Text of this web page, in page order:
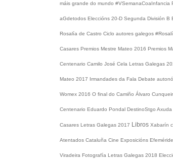
máis grande do mundo #VSemanaCoaInfancia
aGdetodos Eleccións 20-D Segunda División B
Rosalía de Castro Ciclo autores galegos
Casares Premios Mestre Mateo 2016 Premios
Centenario Camilo José Cela Letras Galegas
Mateo 2017 Irmandades da Fala Debate
Womex 2016 O final do Camiño Álvaro
Centenario Eduardo Pondal DestinoStgo Axuda
Casares Letras Galegas 2017 Libros Xabarín
Atentados Cataluña Cine Exposicións
Viradeira Fotografía Letras Galegas 2018